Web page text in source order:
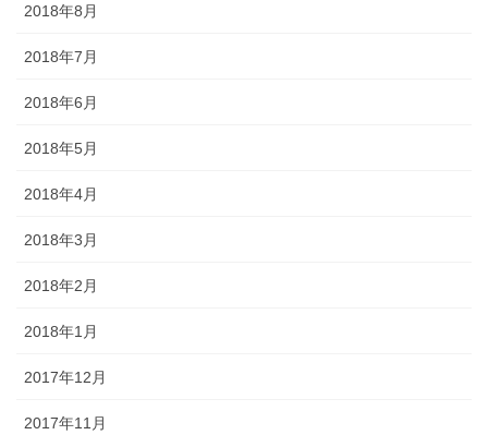
2018年8月
2018年7月
2018年6月
2018年5月
2018年4月
2018年3月
2018年2月
2018年1月
2017年12月
2017年11月